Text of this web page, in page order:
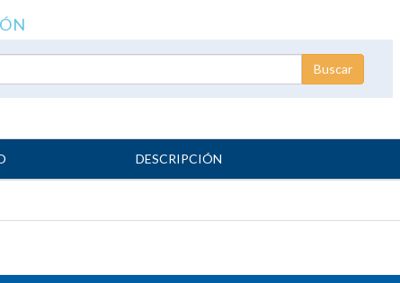
DESCRIPCIÓN